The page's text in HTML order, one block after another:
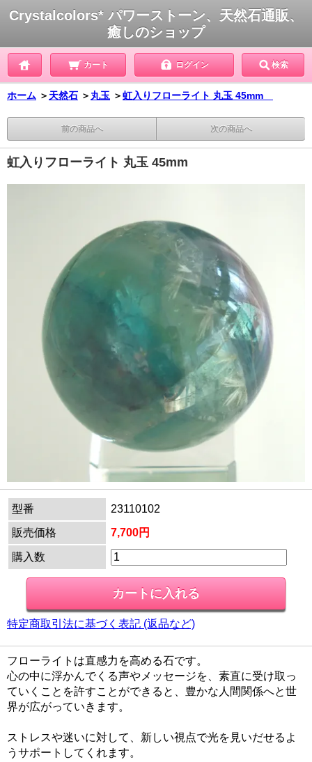
Crystalcolors* パワーストーン、天然石通販、
癒しのショップ
カート ログイン 検索
ホーム ＞ 天然石 ＞ 丸玉 ＞虹入りフローライト 丸玉 45mm
前の商品へ 次の商品へ
虹入りフローライト 丸玉 45mm
型番
23110102
販売価格
7,700円
購入数
特定商取引法に基づく表記 (返品など)
フローライトは直感力を高める石です。
心の中に浮かんでくる声やメッセージを、素直に受け取っ
ていくことを許すことができると、豊かな人間関係へと世
界が広がっていきます。
ストレスや迷いに対して、新しい視点で光を見いだせるよ
うサポートしてくれます。